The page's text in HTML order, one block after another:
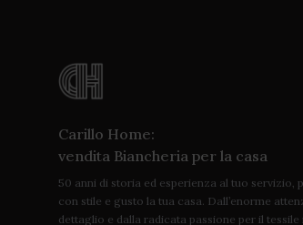
Carillo Home:
vendita Biancheria per la casa
50 anni di storia ed esperienza al tuo servizio,
con stile e gusto la tua casa. Dall’enorme
dettaglio e dalla radicata passione per il tessile